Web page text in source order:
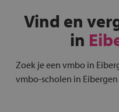
Vind en
in
Zoek je een vmbo in
vmbo-scholen in